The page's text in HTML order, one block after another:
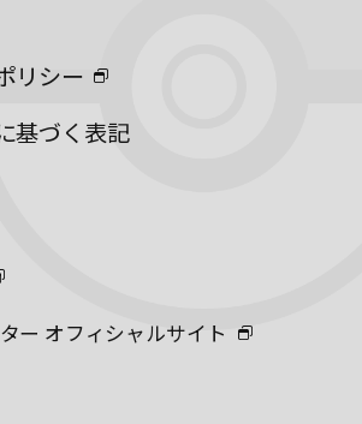
リシー
基づく表記
ー オフィシャルサイト